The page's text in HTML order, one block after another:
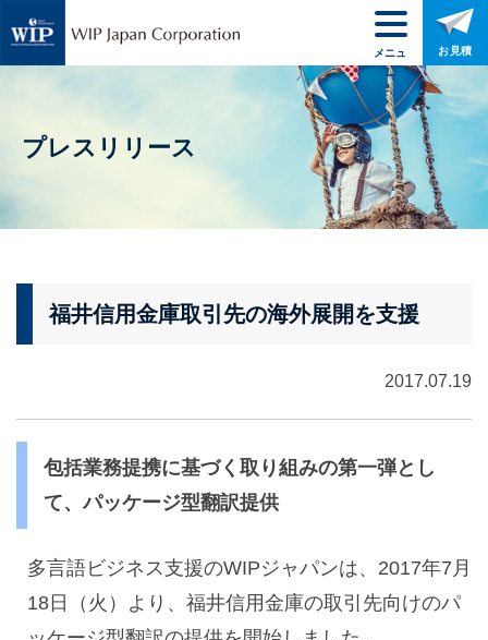
プレスリリース
福井信用金庫取引先の海外展開を支援
2017.07.19
包括業務提携に基づく取り組みの第一弾とし
て、パッケージ型翻訳提供
多言語ビジネス支援のWIPジャパンは、2017年7月
18日（火）より、福井信用金庫の取引先向けのパ
メニュ
ー
お見積